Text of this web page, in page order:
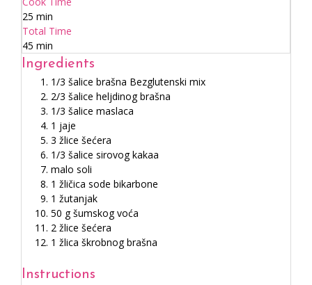
25 min
Total Time
45 min
Ingredients
1/3 šalice brašna Bezglutenski mix
2/3 šalice heljdinog brašna
1/3 šalice maslaca
1 jaje
3 žlice šećera
1/3 šalice sirovog kakaa
malo soli
1 žličica sode bikarbone
1 žutanjak
50 g šumskog voća
2 žlice šećera
1 žlica škrobnog brašna
Instructions